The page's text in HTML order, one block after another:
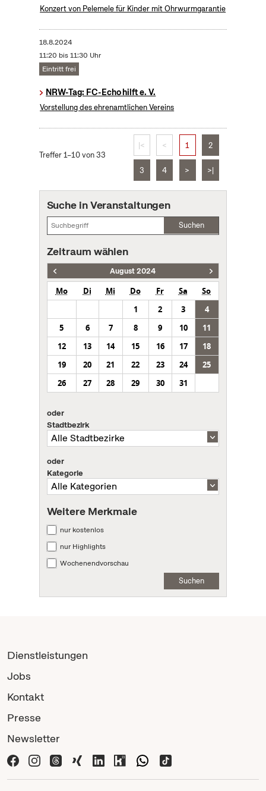
Konzert von Pelemele für Kinder mit Ohrwurmgarantie
18.8.2024
11:20 bis 11:30 Uhr
Eintritt frei
NRW-Tag: FC-Echo hilft e. V.
Vorstellung des ehrenamtlichen Vereins
Treffer 1–10 von 33
|< < 1 2
3 4 > >|
Suche in Veranstaltungen
Suchen
Zeitraum wählen
August 2024
Mo Di Mi Do Fr Sa
So
1
2 3
4
5
6 7 8 9 10
11
12
13 14 15 16 17
18
19
20 21 22 23 24
25
26
27 28 29 30 31
oder
Stadtbezirk
oder
Kategorie
Weitere Merkmale
nur kostenlos
nur Highlights
Wochenendvorschau
Suchen
Dienstleistungen
Jobs
Kontakt
Presse
Newsletter